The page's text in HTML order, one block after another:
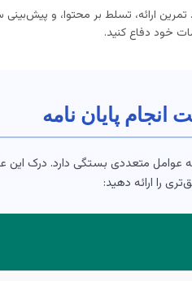
ارائه، تسلط بر محتوا، و
خود دفاع کنید.
انجام پایان نامه
عوامل متعددی بستگی دارد. درک این
را ارائه دهید: